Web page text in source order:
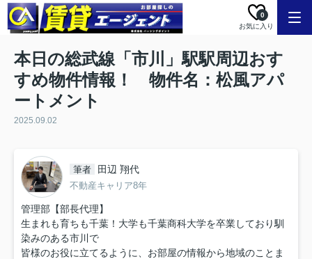
お気に入り
0
本日の総武線「市川」駅駅周辺おす
すめ物件情報！ 物件名：松風アパ
ートメント
2025.09.02
筆者 田辺 翔代
不動産キャリア8年
管理部【部長代理】
生まれも育ちも千葉！大学も千葉商科大学を卒業しており馴
染みのある市川で
皆様のお役に立てるように、お部屋の情報から地域のことま